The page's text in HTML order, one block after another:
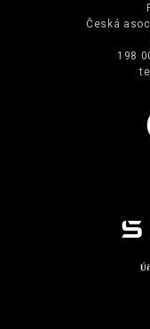
Česká
198